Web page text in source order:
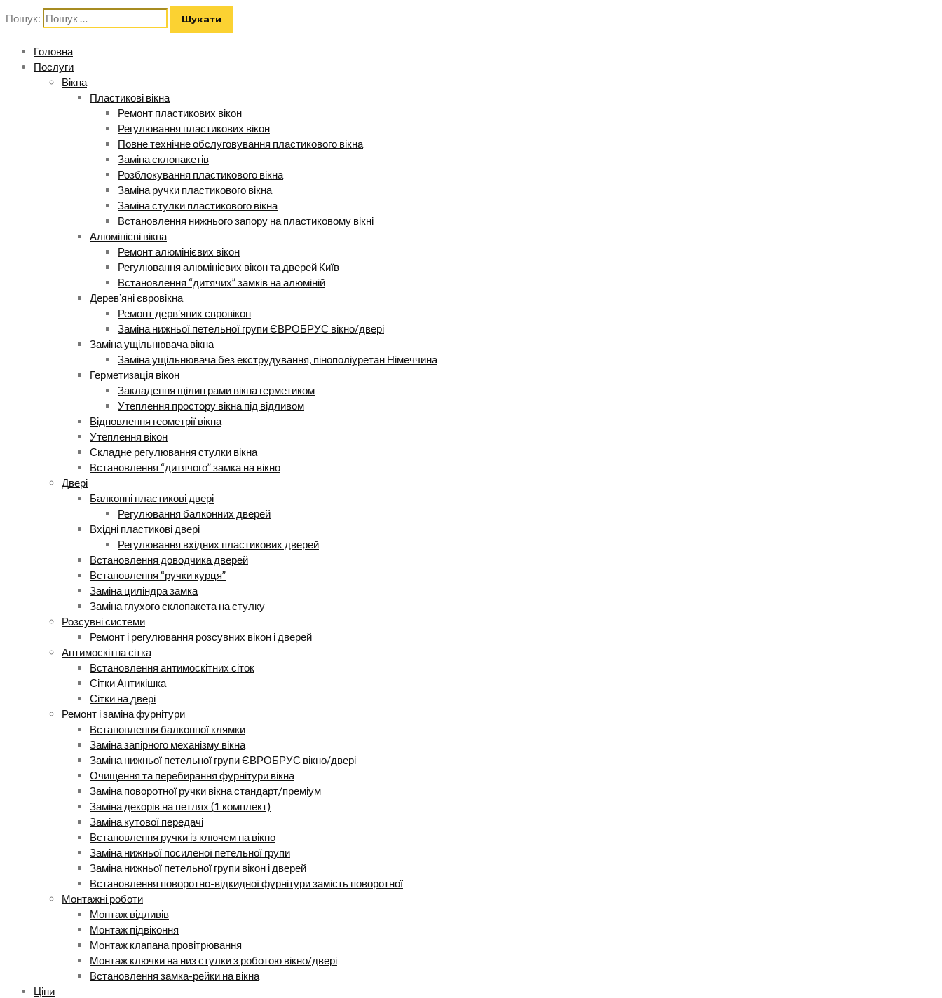
Пошук:
Головна
Послуги
Вікна
Пластикові вікна
Ремонт пластикових вікон
Регулювання пластикових вікон
Повне технічне обслуговування пластикового вікна
Заміна склопакетів
Розблокування пластикового вікна
Заміна ручки пластикового вікна
Заміна стулки пластикового вікна
Встановлення нижнього запору на пластиковому вікні
Алюмінієві вікна
Ремонт алюмінієвих вікон
Регулювання алюмінієвих вікон та дверей Київ
Встановлення “дитячих” замків на алюміній
Деревʼяні євровікна
Ремонт дервʼяних євровікон
Заміна нижньої петельної групи ЄВРОБРУС вікно/двері
Заміна ущільнювача вікна
Заміна ущільнювача без екструдування, пінополіуретан Німеччина
Герметизація вікон
Закладення щілин рами вікна герметиком
Утеплення простору вікна під відливом
Відновлення геометрії вікна
Утеплення вікон
Складне регулювання стулки вікна
Встановлення “дитячого” замка на вікно
Двері
Балконні пластикові двері
Регулювання балконних дверей
Вхідні пластикові двері
Регулювання вхідних пластикових дверей
Встановлення доводчика дверей
Встановлення “ручки курця”
Заміна циліндра замка
Заміна глухого склопакета на стулку
Розсувні системи
Ремонт і регулювання розсувних вікон і дверей
Антимоскітна сітка
Встановлення антимоскітних сіток
Сітки Антикішка
Сітки на двері
Ремонт і заміна фурнітури
Встановлення балконної клямки
Заміна запірного механізму вікна
Заміна нижньої петельної групи ЄВРОБРУС вікно/двері
Очищення та перебирання фурнітури вікна
Заміна поворотної ручки вікна стандарт/преміум
Заміна декорів на петлях (1 комплект)
Заміна кутової передачі
Встановлення ручки із ключем на вікно
Заміна нижньої посиленої петельної групи
Заміна нижньої петельної групи вікон і дверей
Встановлення поворотно-відкидної фурнітури замість поворотної
Монтажні роботи
Монтаж відливів
Монтаж підвіконня
Монтаж клапана провітрювання
Монтаж ключки на низ стулки з роботою вікно/двері
Встановлення замка-рейки на вікна
Ціни